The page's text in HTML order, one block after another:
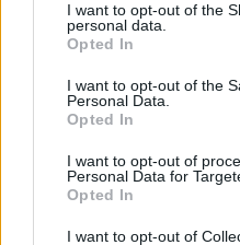
I want to opt-out of the
personal data.
Opted In
I want to opt-out of the
Personal Data.
Opted In
I want to opt-out of
Personal Data for
Opted In
I want to opt-out of
09/08/2026 - 11:18 ΕΛΛΑΔΑ
Στα 15 δισ. ευρώ ο
- Η «ακτινογραφία» της
τραπεζών το α΄ εξάμηνο
09/08/2026 - 10:52
Ισπανία – Ιταλία:
το μεταναστευτικό με